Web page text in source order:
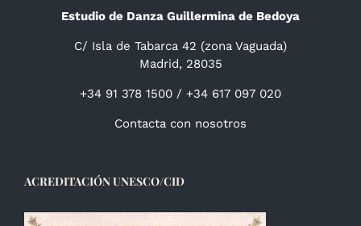
Estudio de Danza Guillermina de Bedoya
C/ Isla de Tabarca 42 (zona Vaguada)
Madrid, 28035
+34 91 378 1500 / +34 617 097 020
Contacta con nosotros
ACREDITACIÓN UNESCO/CID